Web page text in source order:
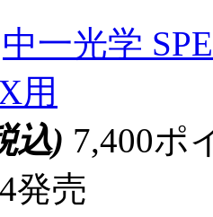
中一光学
用
込) 7,400ポ
発売